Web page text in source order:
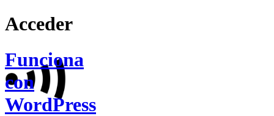
Acceder
Funciona
con
WordPress